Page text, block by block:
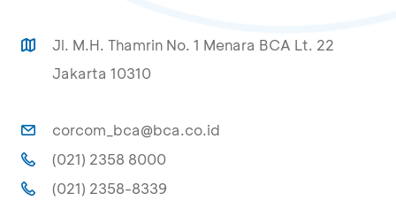
Jl. M.H. Thamrin No. 1 Menara BCA Lt. 22
Jakarta 10310
corcom_bca@bca.co.id
(021) 2358 8000
(021) 2358-8339